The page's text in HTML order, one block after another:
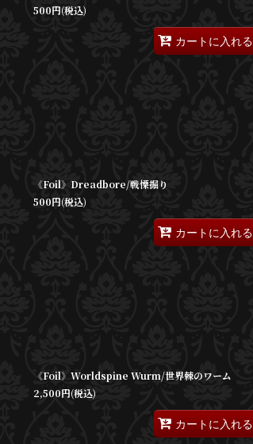
500円(税込)
カートに入れる
《Foil》Dreadbore/戦慄掘り
500円(税込)
カートに入れる
《Foil》Worldspine Wurm/世界棘のワーム
2,500円(税込)
カートに入れる